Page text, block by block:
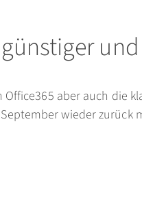
aber auch die
wieder zurück